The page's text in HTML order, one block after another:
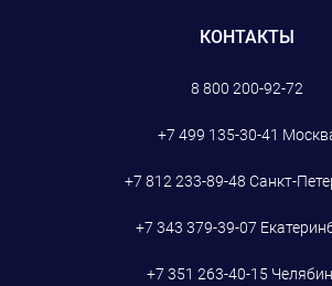
КОНТАКТЫ
8 800 200-92-72
+7 499 135-30-41
+7 812 233-89-48 Санкт-
+7 343 379-39-07
+7 351 263-40-15